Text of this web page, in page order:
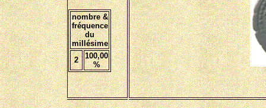
nombre &
fréquence
du
millésime
2
100,00
%